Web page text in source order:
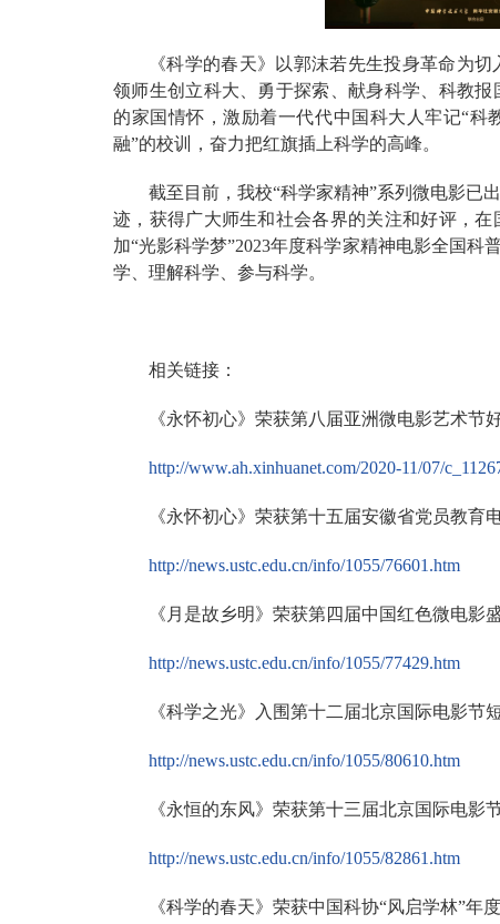
《科学的春天》以郭沫若先生投身革命为
领师生创立科大、勇于探索、献身科学、科教
的家国情怀，激励着一代代中国科大人牢记“科
融”的校训，奋力把红旗插上科学的高峰。
截至目前，我校“科学家精神”系列微电影已
迹，获得广大师生和社会各界的关注和好评，
加“光影科学梦”2023年度科学家精神电影全国科
学、理解科学、参与科学。
相关链接：
《永怀初心》荣获第八届亚洲微电影艺术节
http://www.ah.xinhuanet.com/2020-11/07/
《永怀初心》荣获第十五届安徽省党员教育
http://news.ustc.edu.cn/info/1055/76601.htm
《月是故乡明》荣获第四届中国红色微电影
http://news.ustc.edu.cn/info/1055/77429.htm
《科学之光》入围第十二届北京国际电影节
http://news.ustc.edu.cn/info/1055/80610.htm
《永恒的东风》荣获第十三届北京国际电影
http://news.ustc.edu.cn/info/1055/82861.htm
《科学的春天》荣获中国科协“风启学林”年